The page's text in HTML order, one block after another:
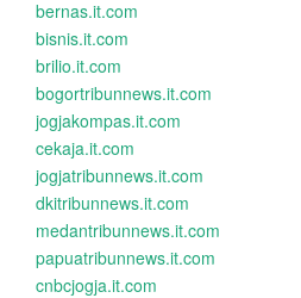
bernas.it.com
bisnis.it.com
brilio.it.com
bogortribunnews.it.com
jogjakompas.it.com
cekaja.it.com
jogjatribunnews.it.com
dkitribunnews.it.com
medantribunnews.it.com
papuatribunnews.it.com
cnbcjogja.it.com